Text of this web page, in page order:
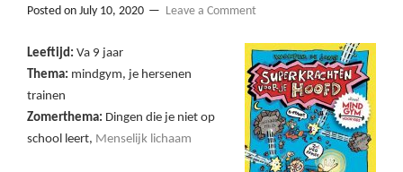
Posted on July 10, 2020 Leave a Comment
Leeftijd: Va 9 jaar
Thema: mindgym, je hersenen
trainen
Zomerthema: Dingen die je niet op
school leert, Menselijk lichaam